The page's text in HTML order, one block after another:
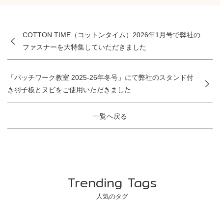
COTTON TIME（コットンタイム）2026年1月号で弊社の
ファスナーを大特集していただきました
一覧へ戻る
「パッチワーク教室 2025-26年冬号」にて弊社のスタンド付
き羽子板とヌビをご使用いただきました
Trending Tags
人気のタグ